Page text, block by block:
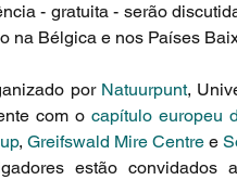
- gratuita - serão
na Bélgica e nos Países
por Natuurpunt,
com o capítulo europeu
, Greifswald Mire Centre e
estão